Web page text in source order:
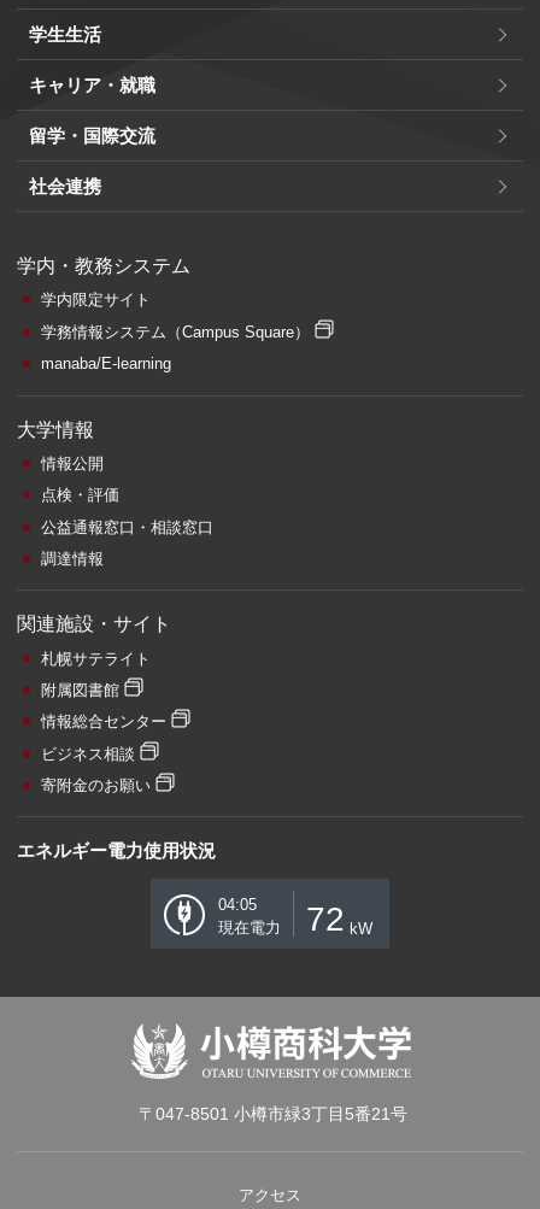
学生生活
キャリア・就職
留学・国際交流
社会連携
学内・教務システム
学内限定サイト
学務情報システム （Campus Square）
manaba/E-learning
大学情報
情報公開
点検・評価
公益通報窓口・相談窓口
調達情報
関連施設・サイト
札幌サテライト
附属図書館
情報総合センター
ビジネス相談
寄附金のお願い
エネルギー電力使用状況
04:05
現在電力
72 kW
〒047-8501 小樽市緑3丁目5番21号
アクセス